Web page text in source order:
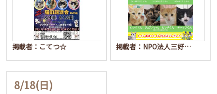
掲載者：こてつ☆ 掲載者：NPO法人三好…
8/18(日)